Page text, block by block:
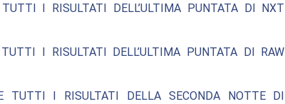
I RISULTATI DELL’ULTIMA PUNTATA DI NXT
I RISULTATI DELL’ULTIMA PUNTATA DI RAW
TUTTI I RISULTATI DELLA SECONDA NOTTE DI